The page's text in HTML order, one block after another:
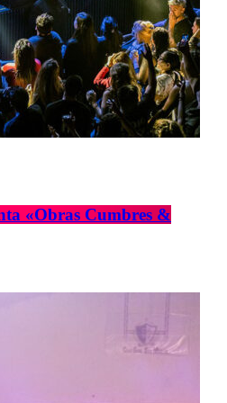
«Obras Cumbres &